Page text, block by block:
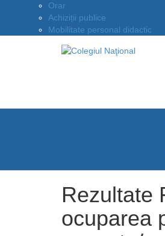
Orar
Achiziții publice
Mobilitate personal didactic
Rezultate
ocuparea